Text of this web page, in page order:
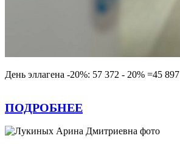
День эллагена -20%: 57 372 - 20% =45 897
ПОДРОБНЕЕ